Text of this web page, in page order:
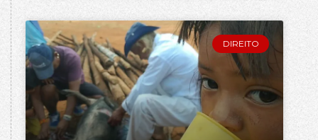
DIREITO